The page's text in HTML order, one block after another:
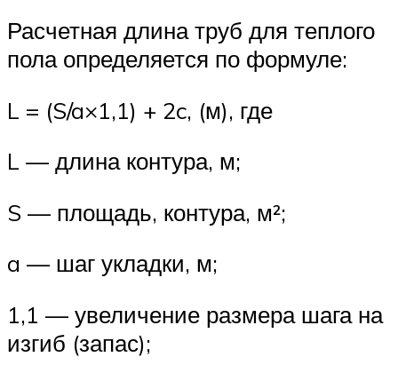
Расчетная длина труб для теплого
пола определяется по формуле:
L = (S/a×1,1) + 2c, (м), где
L — длина контура, м;
S — площадь, контура, м²;
a — шаг укладки, м;
1,1 — увеличение размера шага на
изгиб (запас);